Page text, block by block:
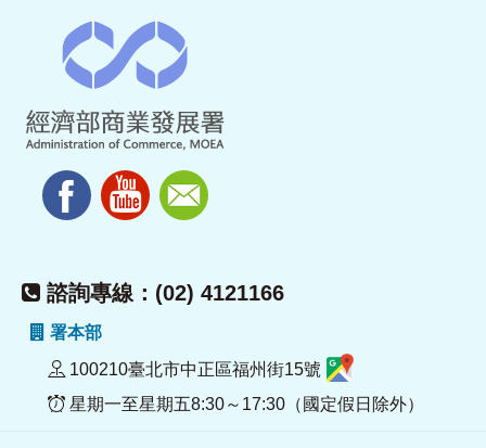
諮詢專線：(02) 4121166
署本部
100210臺北市中正區福州街15號
星期一至星期五8:30～17:30（國定假日除外）